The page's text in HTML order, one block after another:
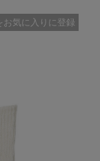
お気に入りに登録